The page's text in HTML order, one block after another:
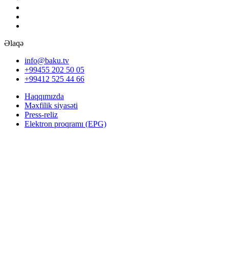
Əlaqə
info@baku.tv
+99455 202 50 05
+99412 525 44 66
Haqqımızda
Məxfilik siyasəti
Press-reliz
Elektron proqramı (EPG)